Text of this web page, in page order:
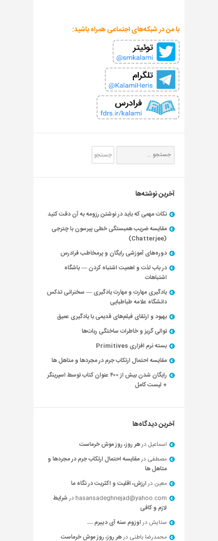
با من در شبکه‌های اجتماعی همراه باشید:
آخرین نوشته‌ها
نکات مهمی که باید در نوشتن رزومه به آن دقت کنید
مقایسه ضریب همبستگی خطی پیرسون با چترجی
(Chatterjee)
دوره‌های آموزشی رایگان و پرمخاطب فرادرس
در باب لذت و اهمیت اشتباه کردن — باشگاه
اشتباهات
یادگیری مهارت و مهارت یادگیری — سخنرانی تدکس
دانشگاه علامه طباطبایی
بهبود و ارتقای فیلم‌های قدیمی با یادگیری عمیق
توالی گریز و خاطرات ساختگی ربات‌ها
بسته نرم افزاری Primitives
مقایسه احتمال ارتکاب جرم در مجردها و متاهل ها
رایگان شدن بیش از ۴۰۰ عنوان کتاب توسط اسپرینگر
+ لیست کامل
آخرین دیدگاه‌ها
اسماعیل درهر روز، روز موش خرماست
مصطفی درمقایسه احتمال ارتکاب جرم در مجردها و
متاهل ها
معین درارزش، اقلیت و اکثریت در نگاه ما
hasansadeghnejad@yahoo.com درشرایط
لازم و کافی
ستایش دراوزوم سنه آی دییرم …
محمدرضا باطنی درهر روز، روز موش خرماست